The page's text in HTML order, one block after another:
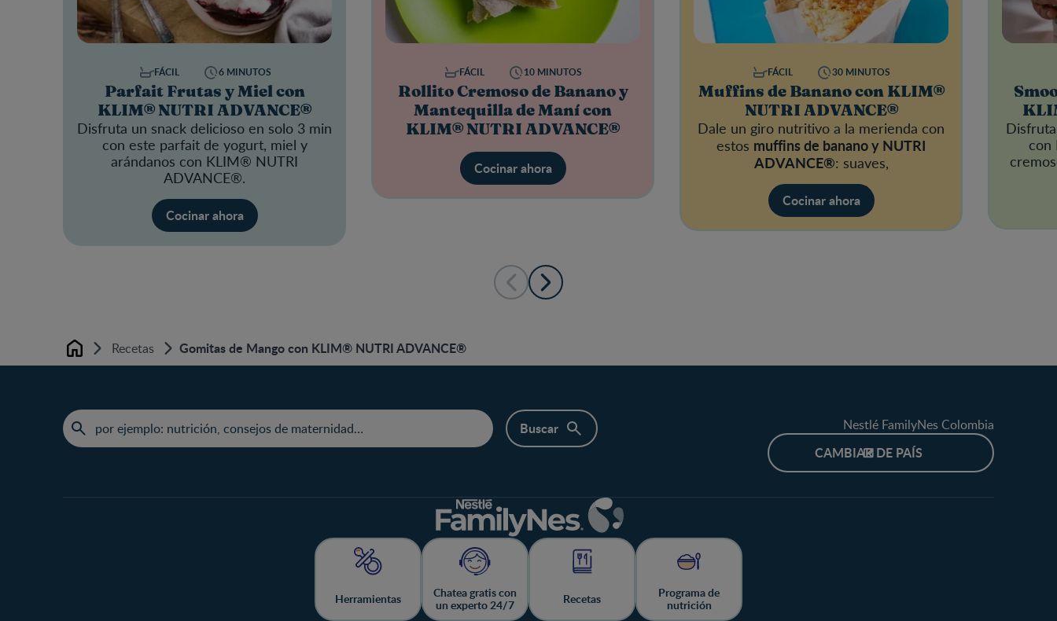
Parfait Frutas y Miel con
KLIM® NUTRI ADVANCE®
Disfruta un snack delicioso en solo 3 min
con este parfait de yogurt, miel y
arándanos con KLIM® NUTRI
ADVANCE®.
FÁCIL 6 MINUTOS
Cocinar ahora
Rollito Cremoso de Banano y
Mantequilla de Maní con
KLIM® NUTRI ADVANCE®
FÁCIL 10 MINUTOS
Cocinar ahora
Muffins de Banano con KLIM®
NUTRI ADVANCE®
Dale un giro nutritivo a la merienda con
estos muffins de banano y NUTRI
ADVANCE®: suaves,
FÁCIL 30 MINUTOS
Cocinar ahora
con
Home Recetas Gomitas de Mango con KLIM® NUTRI ADVANCE®
Nestlé FamilyNes Colombia
CAMBIAR DE PAÍS
Herramientas
Chatea gratis con
un experto 24/7
Recetas
Programa de
nutrición